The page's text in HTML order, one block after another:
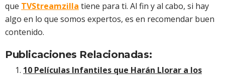
que TVStreamzilla tiene para ti. Al fin y al cabo, si hay
algo en lo que somos expertos, es en recomendar buen
contenido.
Publicaciones Relacionadas:
10 Películas Infantiles que Harán Llorar a los